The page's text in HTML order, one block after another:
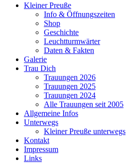
Kleiner Preuße
Info & Öffnungszeiten
Shop
Geschichte
Leuchtturmwärter
Daten & Fakten
Galerie
Trau Dich
Trauungen 2026
Trauungen 2025
Trauungen 2024
Alle Trauungen seit 2005
Allgemeine Infos
Unterwegs
Kleiner Preuße unterwegs
Kontakt
Impressum
Links